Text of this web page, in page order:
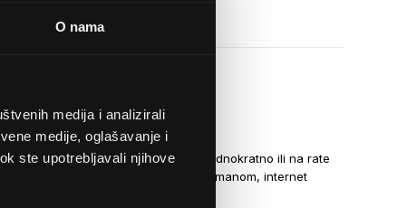
O nama
medija i analizirali
medije, oglašavanje i
ste upotrebljavali njihove
NAČINI PLAĆANJA
Kreditnim karticama jednokratno ili na rate
općom uplatnicom, virmanom, internet